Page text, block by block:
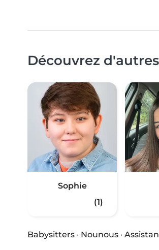
Découvrez
Sophie
(1)
Babysitters · Nounous ·